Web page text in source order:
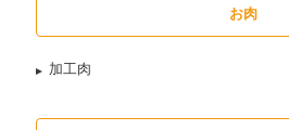
お肉
加工肉